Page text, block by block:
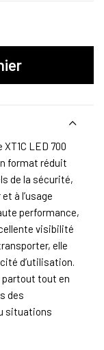
LED 700
format réduit
de la sécurité,
à l’usage
performance,
visibilité
elle
d’utilisation.
partout tout en
des
situations